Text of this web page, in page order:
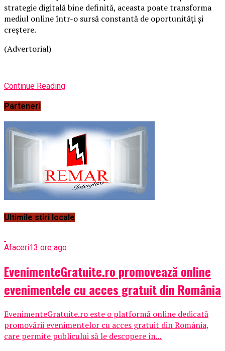
strategie digitală bine definită, aceasta poate transforma
mediul online într-o sursă constantă de oportunități și
creștere.
(Advertorial)
Continue Reading
Parteneri
Ultimile stiri locale
Afaceri13 ore ago
EvenimenteGratuite.ro promovează online
evenimentele cu acces gratuit din România
EvenimenteGratuite.ro este o platformă online dedicată
promovării evenimentelor cu acces gratuit din România,
care permite publicului să le descopere în...